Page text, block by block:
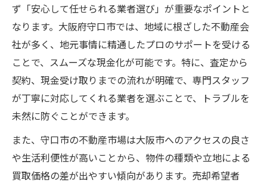
ず「安心して任せられる業者選び」が重要なポイントと
なります。大阪府守口市では、地域に根ざした不動産会
社が多く、地元事情に精通したプロのサポートを受ける
ことで、スムーズな現金化が可能です。特に、査定から
契約、現金受け取りまでの流れが明確で、専門スタッフ
が丁寧に対応してくれる業者を選ぶことで、トラブルを
未然に防ぐことができます。
また、守口市の不動産市場は大阪市へのアクセスの良さ
や生活利便性が高いことから、物件の種類や立地による
買取価格の差が出やすい傾向があります。売却希望者